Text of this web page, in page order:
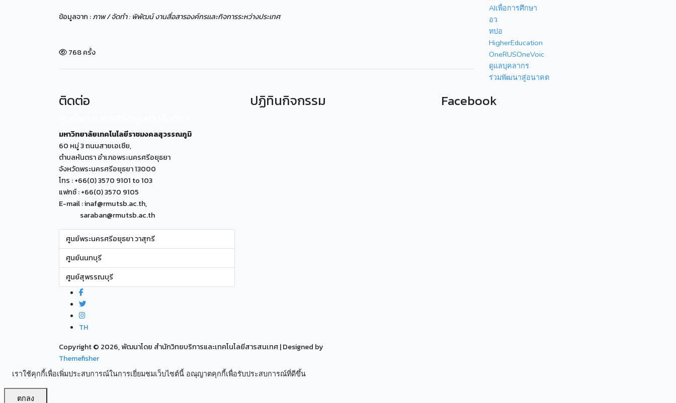
ข้อมูลจาก :ภาพ / จัดทำ : พิพัฒน์ งานสื่อสารองค์กรเเละกิจการระหว่างประเทศ
768 ครั้ง
AIเพื่อการศึกษา
อว
ทปอ
HigherEducation
OneRUSOneVoic
ดูแลบุคลากร
ร่วมพัฒนาสู่อนาคต
ติดต่อ
มหาวิทยาลัยเทคโนโลยีราชมงคลสุวรรณภูมิ
60 หมู่ 3 ถนนสายเอเซีย,
ตำบลหันตรา อำเภอพระนครศรีอยุธยา
จังหวัดพระนครศรีอยุธยา 13000
โทร : +66(0) 3570 9101 to 103
แฟกซ์ : +66(0) 3570 9105
E-mail : inaf@rmutsb.ac.th,
saraban@rmutsb.ac.th
ศูนย์พระนครศรีอยุธยา วาสุกรี
ศูนย์นนทบุรี
ศูนย์สุพรรณบุรี
TH
ปฏิทินกิจกรรม Facebook
Copyright © 2026, พัฒนาโดย สำนักวิทยบริการและเทคโนโลยีสารสนเทศ| Designed by
Themefisher
เราใช้คุกกี้เพื่อเพิ่มประสบการณ์ในการเยี่ยมชมเว็บไซต์นี้ อณุญาตคุกกี้เพื่อรับประสบการณ์ที่ดีขึ้น
ตกลง